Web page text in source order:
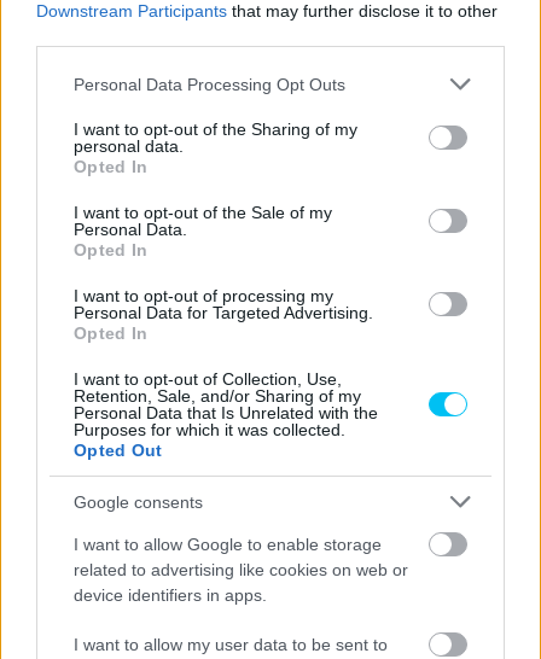
Downstream Participants that may further disclose it to other
Please note that this website/app uses one or more Google
not limited to your visit or usage behaviour. You may click to
grant or deny consent to Google and its third-party tags to
use your data for below specified purposes in below Google
consent section.
Personal Data Processing Opt Outs
I want to opt-out of the Sharing of my
personal data.
Opted In
I want to opt-out of the Sale of my
Personal Data.
Opted In
I want to opt-out of processing my
Personal Data for Targeted Advertising.
Opted In
I want to opt-out of Collection, Use,
Retention, Sale, and/or Sharing of my
Personal Data that Is Unrelated with the
Purposes for which it was collected.
Opted Out
Google consents
I want to allow Google to enable storage
related to advertising like cookies on web or
device identifiers in apps.
I want to allow my user data to be sent to